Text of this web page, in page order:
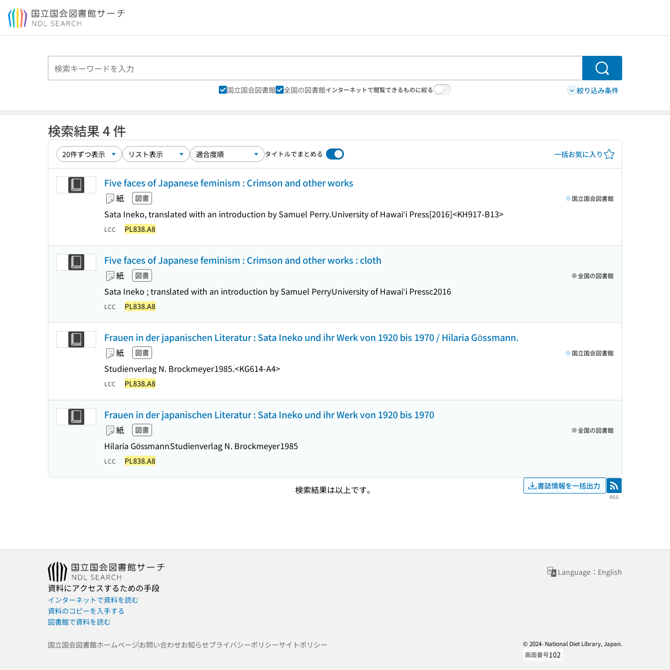
本文へ移動
検索
国立国会図書館 全国の図書館インターネットで閲覧できるものに絞る 絞り込み条件
検索結果 4 件
タイトルでまとめる 一括お気に入り
Five faces of Japanese feminism : Crimson and other works
紙 図書
Sata Ineko, translated with an introduction by Samuel Perry.University of Hawaiʻi Press[2016]<KH917-B13>
国立国会図書館
LCC PL838.A8
Five faces of Japanese feminism : Crimson and other works : cloth
紙 図書
Sata Ineko ; translated with an introduction by Samuel PerryUniversity of Hawaiʻi Pressc2016
全国の図書館
LCC PL838.A8
Frauen in der japanischen Literatur : Sata Ineko und ihr Werk von 1920 bis 1970 / Hilaria Gössmann.
紙 図書
Studienverlag N. Brockmeyer1985.<KG614-A4>
国立国会図書館
LCC PL838.A8
Frauen in der japanischen Literatur : Sata Ineko und ihr Werk von 1920 bis 1970
紙 図書
Hilaria GössmannStudienverlag N. Brockmeyer1985
全国の図書館
LCC PL838.A8
検索結果は以上です。 書誌情報を一括出力 RSS
RSS
Language：English
資料にアクセスするための手段
インターネットで資料を読む
資料のコピーを入手する
図書館で資料を読む
国立国会図書館ホームページお問い合わせお知らせプライバシーポリシーサイトポリシー
© 2024- National Diet Library, Japan.
画面番号102